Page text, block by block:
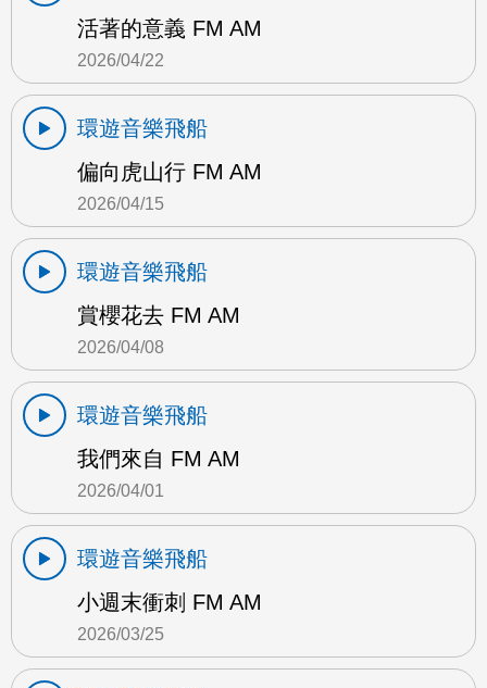
活著的意義 FM AM
2026/04/22
環遊音樂飛船
偏向虎山行 FM AM
2026/04/15
環遊音樂飛船
賞櫻花去 FM AM
2026/04/08
環遊音樂飛船
我們來自 FM AM
2026/04/01
環遊音樂飛船
小週末衝刺 FM AM
2026/03/25